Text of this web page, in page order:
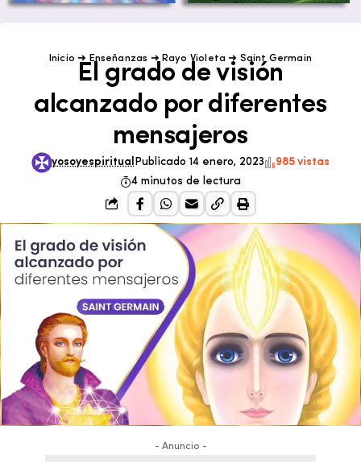
Inicio ➜ Enseñanzas ➜ Rayo Violeta ➜ Saint Germain
El grado de visión
alcanzado por diferentes
mensajeros
yosoyespiritual Publicado 14 enero, 2023
985 vistas
4 minutos de lectura
- Anuncio -